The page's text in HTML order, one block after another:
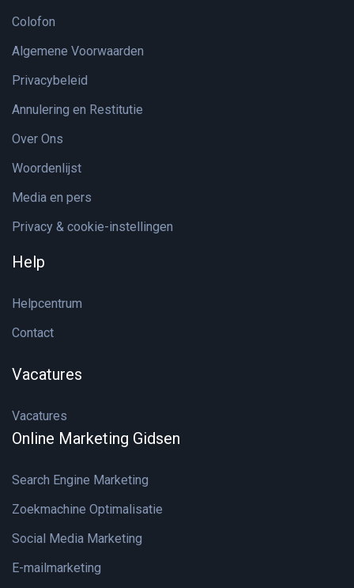
Colofon
Algemene Voorwaarden
Privacybeleid
Annulering en Restitutie
Over Ons
Woordenlijst
Media en pers
Privacy & cookie-instellingen
Help
Helpcentrum
Contact
Vacatures
Vacatures
Online Marketing Gidsen
Search Engine Marketing
Zoekmachine Optimalisatie
Social Media Marketing
E-mailmarketing